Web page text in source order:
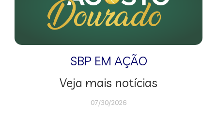
SBP EM AÇÃO
Veja mais notícias
07/30/2026